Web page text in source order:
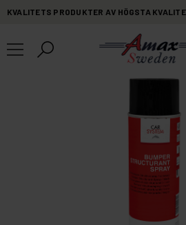
KVALITETS PRODUKTER AV HÖGSTA